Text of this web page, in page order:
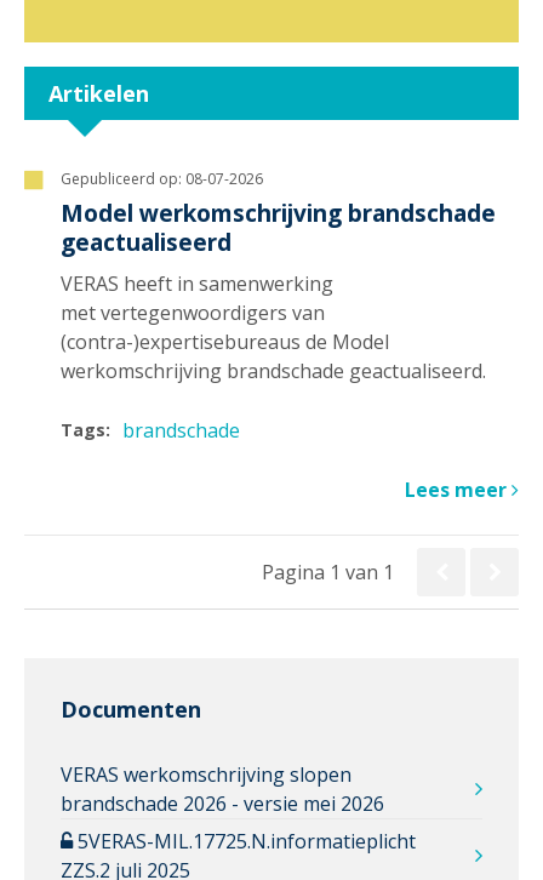
Artikelen
Gepubliceerd op: 08-07-2026
Model werkomschrijving brandschade
geactualiseerd
VERAS heeft in samenwerking
met vertegenwoordigers van
(contra-)expertisebureaus de Model
werkomschrijving brandschade geactualiseerd.
Tags: brandschade
Lees meer
Pagina 1 van 1
Documenten
VERAS werkomschrijving slopen
brandschade 2026 - versie mei 2026
5VERAS-MIL.17725.N.informatieplicht
ZZS.2 juli 2025